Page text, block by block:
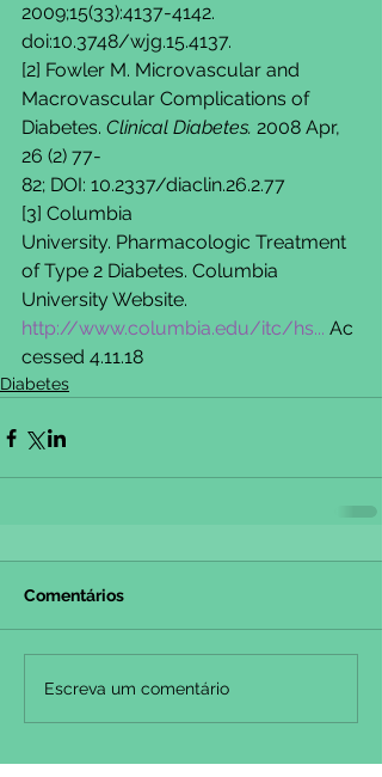
2009;15(33):4137-4142.
doi:10.3748/wjg.15.4137.
[2] Fowler M. Microvascular and
Macrovascular Complications of
Diabetes. Clinical Diabetes. 2008 Apr,
26 (2) 77-
82; DOI: 10.2337/diaclin.26.2.77
[3] Columbia
University. Pharmacologic Treatment
of Type 2 Diabetes. Columbia
University Website.
http://www.columbia.edu/itc/hs... Ac
cessed 4.11.18
Diabetes
Comentários
Escreva um comentário